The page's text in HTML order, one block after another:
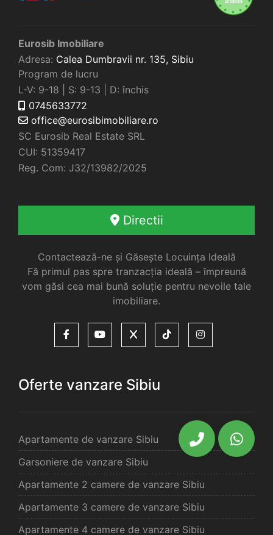
Eurosib Imobiliare
Adresa: Calea Dumbravii nr. 135, Sibiu
Program de lucru
L-V: 9-18 | S: 9-13 | D: închis
0745633772
office@eurosibimobiliare.ro
SC Eurosib Real Estate SRL
CUI: 51359417
Reg. Com: J32/13982/2025
Directii
Contactează-ne și Găsește Locuința Ideală
Fă primul pas spre tranzacția ideală – împreună
vom găsi cea mai bună soluție pentru nevoile tale
imobiliare.
Oferte vanzare Sibiu
Apartamente de vanzare Sibiu
Garsoniere de vanzare Sibiu
Apartamente 2 camere de vanzare Sibiu
Apartamente 3 camere de vanzare Sibiu
Apartamente 4 camere de vanzare Sibiu